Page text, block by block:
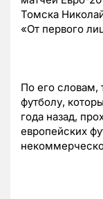
Томска
«От первого
По его словам,
футболу,
года назад,
европейских